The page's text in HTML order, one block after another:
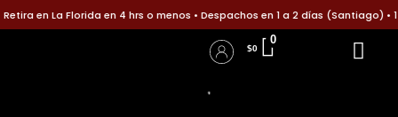
Ir
al
en La Florida en 4 hrs o menos • Despachos en 1 a 2 días (Santiago) •
$0
0